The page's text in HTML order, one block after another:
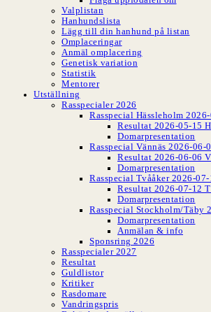
Valplistan
Hanhundslista
Lägg till din hanhund på listan
Omplaceringar
Anmäl omplacering
Genetisk variation
Statistik
Mentorer
Utställning
Rasspecialer 2026
Rasspecial Hässleholm
Resultat 2026-05-15
Domarpresentation
Rasspecial Vännäs 2026-06-
Resultat 2026-06-06
Domarpresentation
Rasspecial Tvååker 2026-07-
Resultat 2026-07-12
Domarpresentation
Rasspecial Stockholm/Täby
Domarpresentation
Anmälan & info
Sponsring 2026
Rasspecialer 2027
Resultat
Guldlistor
Kritiker
Rasdomare
Vandringspris